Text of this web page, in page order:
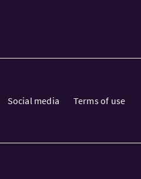
Social media Terms of use